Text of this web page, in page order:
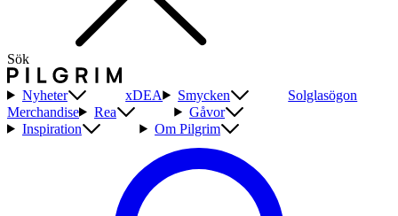
Sök
Nyheter xDEA Smycken
Solglasögon
Merchandise
Rea
Gåvor
Inspiration
Om Pilgrim